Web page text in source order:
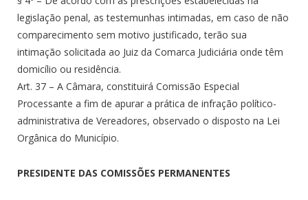
legislação penal, as testemunhas intimadas, em caso de não
comparecimento sem motivo justificado, terão sua
intimação solicitada ao Juiz da Comarca Judiciária onde têm
domicílio ou residência.
Art. 37 – A Câmara, constituirá Comissão Especial
Processante a fim de apurar a prática de infração político-
administrativa de Vereadores, observado o disposto na Lei
Orgânica do Município.
PRESIDENTE DAS COMISSÕES PERMANENTES